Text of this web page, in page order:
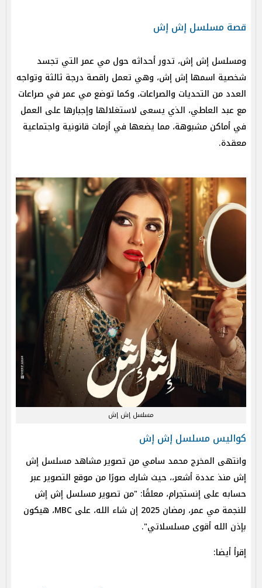
قصة مسلسل إش إش
و​​مسلسل إش إش، تدور أحداثه حول مي عمر التي تجسد
شخصية اسمها إش إش، وهي تعمل راقصة درجة ثالثة وتواجه
العدد من التحديات والصراعات، وكما توضع مي عمر في صراعات
مع عبد العاطي، الذي يسعى لاستغلالها وإجبارها على العمل
في أماكن مشبوهة، مما يضعها في أزمات قانونية واجتماعية
معقدة.
مسلسل إش إش
​​كواليس مسلسل إش إش
وانتهى المخرج محمد سامي من تصوير مشاهد مسلسل إش
إش منذ عددة أشعر،، حيث شارك صورًا من موقع التصوير عبر
حسابه على إنستجرام، معلقًا: "من تصوير مسلسل إش إش
للنجمة مي عمر، رمضان 2025 إن شاء الله، على MBC، هيكون
بإذن الله أقوى مسلسلاتي". ​​
إقرأ أيضا: